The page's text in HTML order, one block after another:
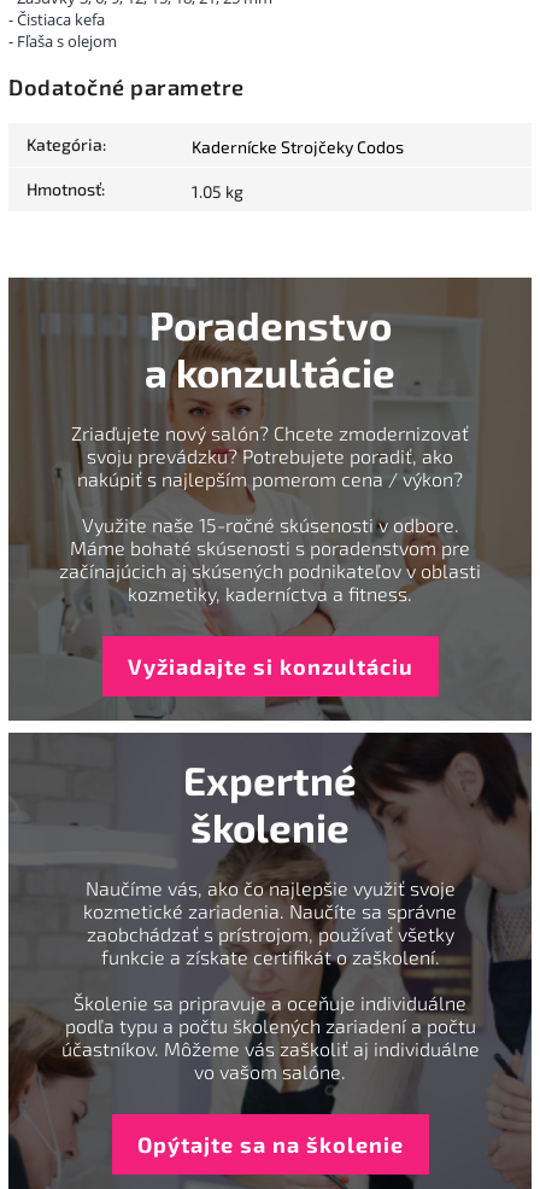
- Čistiaca kefa
- Fľaša s olejom
Dodatočné parametre
Kategória: Kadernícke Strojčeky Codos
Hmotnosť: 1.05 kg
Poradenstvo
a konzultácie
Zriaďujete nový salón? Chcete zmodernizovať
svoju prevádzku? Potrebujete poradiť, ako
nakúpiť s najlepším pomerom cena / výkon?
Využite naše 15-ročné skúsenosti v odbore.
Máme bohaté skúsenosti s poradenstvom pre
začínajúcich aj skúsených podnikateľov v oblasti
kozmetiky, kaderníctva a fitness.
Vyžiadajte si konzultáciu
Expertné
školenie
Naučíme vás, ako čo najlepšie využiť svoje
kozmetické zariadenia. Naučíte sa správne
zaobchádzať s prístrojom, používať všetky
funkcie a získate certifikát o zaškolení.
Školenie sa pripravuje a oceňuje individuálne
podľa typu a počtu školených zariadení a počtu
účastníkov. Môžeme vás zaškoliť aj individuálne
vo vašom salóne.
Opýtajte sa na školenie